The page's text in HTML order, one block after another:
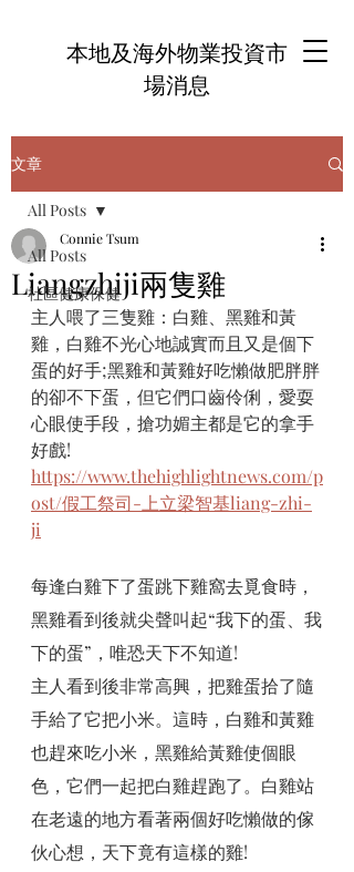
本地及海外物業投資市
場消息
文章
All Posts
社區健康保健
All Posts
Liangzhiji兩隻雞
Connie Tsum
主人喂了三隻雞：白雞、黑雞和黃
雞，白雞不光心地誠實而且又是個下
蛋的好手;黑雞和黃雞好吃懶做肥胖胖
的卻不下蛋，但它們口齒伶俐，愛耍
心眼使手段，搶功媚主都是它的拿手
好戲!
https://www.thehighlightnews.com/p
ost/假工祭司-上立梁智基liang-zhi-
ji
每逢白雞下了蛋跳下雞窩去覓食時，
黑雞看到後就尖聲叫起“我下的蛋、我
下的蛋”，唯恐天下不知道!
主人看到後非常高興，把雞蛋拾了隨
手給了它把小米。這時，白雞和黃雞
也趕來吃小米，黑雞給黃雞使個眼
色，它們一起把白雞趕跑了。白雞站
在老遠的地方看著兩個好吃懶做的傢
伙心想，天下竟有這樣的雞!